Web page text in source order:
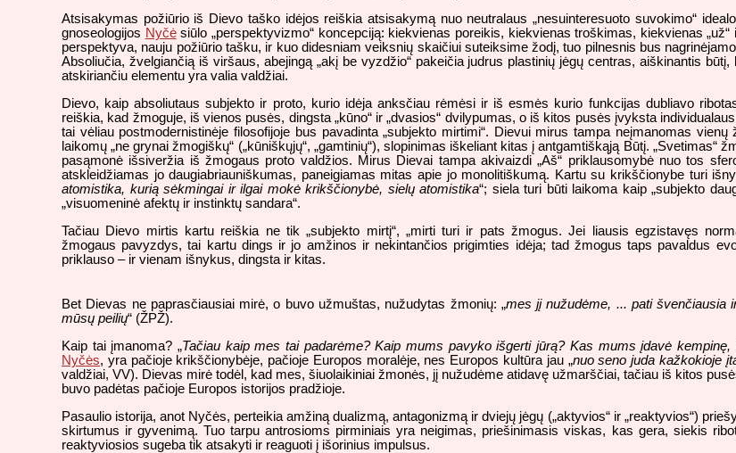
Atsisakymas požiūrio iš Dievo taško idėjos reiškia atsisakymą nuo neutralaus „nesuinteresuoto suvokimo“
gnoseologijos Nyčėsiūlo „perspektyvizmo“ koncepciją: kiekvienas poreikis, kiekvienas troškimas, kiekvienas „už“
perspektyva, nauju požiūrio tašku, ir kuo didesniam veiksnių skaičiui suteiksime žodį, tuo pilnesnis bus
Absoliučia, žvelgiančią iš viršaus, abejingą „akį be vyzdžio“ pakeičia judrus plastinių jėgų centras, aiškinantis būtį,
atskiriančiu elementu yra valia valdžiai.
Dievo, kaip absoliutaus subjekto ir proto, kurio idėja anksčiau rėmėsi ir iš esmės kurio funkcijas dubliavo
reiškia, kad žmoguje, iš vienos pusės, dingsta „kūno“ ir „dvasios“ dvilypumas, o iš kitos pusės įvyksta
tai vėliau postmodernistinėje filosofijoje bus pavadinta „subjekto mirtimi“. Dievui mirus tampa neįmanomas vienų
laikomų „ne grynai žmogiškų“ („kūniškųjų“, „gamtinių“), slopinimas iškeliant kitas į antgamtiškąją Būtį. „Svetimas“
pasąmonė išsiveržia iš žmogaus proto valdžios. Mirus Dievai tampa akivaizdi „Aš“ priklausomybė nuo tos
atskleidžiamas jo daugiabriauniškumas, paneigiamas mitas apie jo monolitiškumą. Kartu su krikščionybe turi
atomistika, kurią sėkmingai ir ilgai mokė krikščionybė, sielų atomistika“; siela turi būti laikoma kaip „subjekto
„visuomeninė afektų ir instinktų sandara“.
Tačiau Dievo mirtis kartu reiškia ne tik „subjekto mirtį“, „mirti turi ir pats žmogus. Jei liausis egzistavęs
žmogaus pavyzdys, tai kartu dings ir jo amžinos ir nekintančios prigimties idėja; tad žmogus taps pavaldus
priklauso – ir vienam išnykus, dingsta ir kitas.
Bet Dievas ne paprasčiausiai mirė, o buvo užmuštas, nužudytas žmonių: „mes jį nužudėme, ... pati švenčiausia
mūsų peilių“ (ŽPŽ).
Kaip tai įmanoma? „Tačiau kaip mes tai padarėme? Kaip mums pavyko išgerti jūrą? Kas mums įdavė
Nyčės, yra pačioje krikščionybėje, pačioje Europos moralėje, nes Europos kultūra jau „nuo seno juda kažkokioje
valdžiai, VV). Dievas mirė todėl, kad mes, šiuolaikiniai žmonės, jį nužudėme atidavę užmarščiai, tačiau iš kitos
buvo padėtas pačioje Europos istorijos pradžioje.
Pasaulio istorija, anot Nyčės, perteikia amžiną dualizmą, antagonizmą ir dviejų jėgų („aktyvios“ ir „reaktyvios“)
skirtumus ir gyvenimą. Tuo tarpu antrosioms pirminiais yra neigimas, priešinimasis viskas, kas gera, siekis
reaktyviosios sugeba tik atsakyti ir reaguoti į išorinius impulsus.